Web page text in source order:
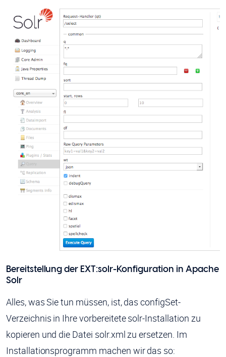
Bereitstellung der EXT:solr-Konfiguration in Apache
Solr
Alles, was Sie tun müssen, ist, das configSet-
Verzeichnis in Ihre vorbereitete solr-Installation zu
kopieren und die Datei solr.xml zu ersetzen. Im
Installationsprogramm machen wir das so: